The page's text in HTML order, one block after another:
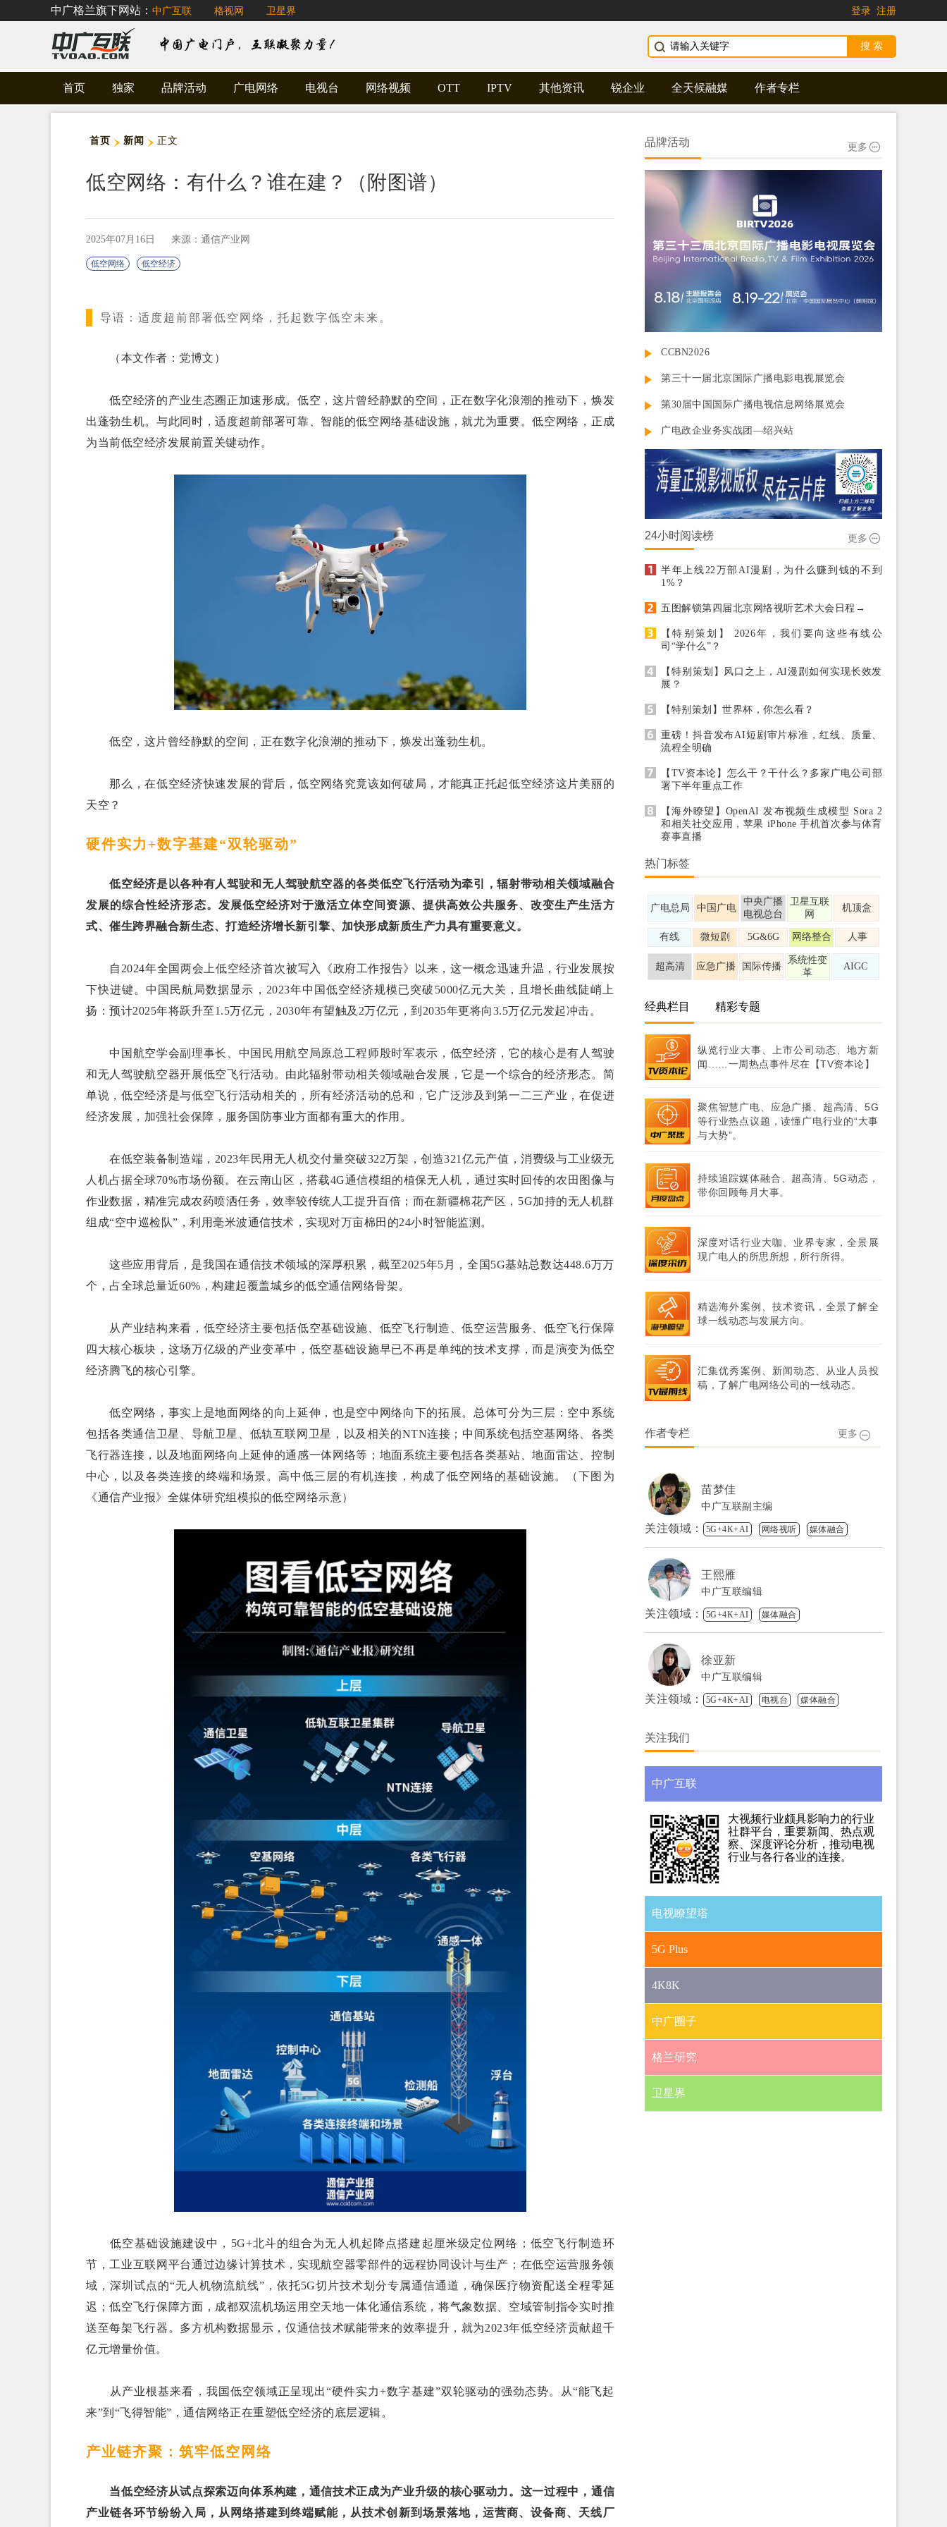
中广格兰旗下网站： 中广互联 格视网 卫星界 登录 注册
首页 独家 品牌活动 广电网络 电视台 网络视频 OTT IPTV 其他资讯 锐企业 全天候融媒 作者专栏
首页 新闻 正文
低空网络：有什么？谁在建？（附图谱）
2025年07月16日 来源：通信产业网
低空网络 低空经济
导语： 适度超前部署低空网络，托起数字低空未来。
（本文作者：党博文）
低空经济的产业生态圈正加速形成。低空，这片曾经静默的空间，正在数字化浪潮的推动下，焕发
出蓬勃生机。与此同时，适度超前部署可靠、智能的低空网络基础设施，就尤为重要。低空网络，正成
为当前低空经济发展前置关键动作。
低空，这片曾经静默的空间，正在数字化浪潮的推动下，焕发出蓬勃生机。
那么，在低空经济快速发展的背后，低空网络究竟该如何破局，才能真正托起低空经济这片美丽的
天空？
硬件实力+数字基建“双轮驱动”
低空经济是以各种有人驾驶和无人驾驶航空器的各类低空飞行活动为牵引，辐射带动相关领域融合
发展的综合性经济形态。发展低空经济对于激活立体空间资源、提供高效公共服务、改变生产生活方
式、催生跨界融合新生态、打造经济增长新引擎、加快形成新质生产力具有重要意义。
自2024年全国两会上低空经济首次被写入《政府工作报告》以来，这一概念迅速升温，行业发展按
下快进键。中国民航局数据显示，2023年中国低空经济规模已突破5000亿元大关，且增长曲线陡峭上
扬：预计2025年将跃升至1.5万亿元，2030年有望触及2万亿元，到2035年更将向3.5万亿元发起冲击。
中国航空学会副理事长、中国民用航空局原总工程师殷时军表示，低空经济，它的核心是有人驾驶
和无人驾驶航空器开展低空飞行活动。由此辐射带动相关领域融合发展，它是一个综合的经济形态。简
单说，低空经济是与低空飞行活动相关的，所有经济活动的总和，它广泛涉及到第一二三产业，在促进
经济发展，加强社会保障，服务国防事业方面都有重大的作用。
在低空装备制造端，2023年民用无人机交付量突破322万架，创造321亿元产值，消费级与工业级无
人机占据全球70%市场份额。在云南山区，搭载4G通信模组的植保无人机，通过实时回传的农田图像与
作业数据，精准完成农药喷洒任务，效率较传统人工提升百倍；而在新疆棉花产区，5G加持的无人机群
组成“空中巡检队”，利用毫米波通信技术，实现对万亩棉田的24小时智能监测。
这些应用背后，是我国在通信技术领域的深厚积累，截至2025年5月，全国5G基站总数达448.6万万
个，占全球总量近60%，构建起覆盖城乡的低空通信网络骨架。
从产业结构来看，低空经济主要包括低空基础设施、低空飞行制造、低空运营服务、低空飞行保障
四大核心板块，这场万亿级的产业变革中，低空基础设施早已不再是单纯的技术支撑，而是演变为低空
经济腾飞的核心引擎。
低空网络，事实上是地面网络的向上延伸，也是空中网络向下的拓展。总体可分为三层：空中系统
包括各类通信卫星、导航卫星、低轨互联网卫星，以及相关的NTN连接；中间系统包括空基网络、各类
飞行器连接，以及地面网络向上延伸的通感一体网络等；地面系统主要包括各类基站、地面雷达、控制
中心，以及各类连接的终端和场景。高中低三层的有机连接，构成了低空网络的基础设施。（下图为
《通信产业报》全媒体研究组模拟的低空网络示意）
低空基础设施建设中，5G+北斗的组合为无人机起降点搭建起厘米级定位网络；低空飞行制造环
节，工业互联网平台通过边缘计算技术，实现航空器零部件的远程协同设计与生产；在低空运营服务领
域，深圳试点的“无人机物流航线”，依托5G切片技术划分专属通信通道，确保医疗物资配送全程零延
迟；低空飞行保障方面，成都双流机场运用空天地一体化通信系统，将气象数据、空域管制指令实时推
送至每架飞行器。多方机构数据显示，仅通信技术赋能带来的效率提升，就为2023年低空经济贡献超千
亿元增量价值。
从产业根基来看，我国低空领域正呈现出“硬件实力+数字基建”双轮驱动的强劲态势。从“能飞起
来”到“飞得智能”，通信网络正在重塑低空经济的底层逻辑。
产业链齐聚：筑牢低空网络
当低空经济从试点探索迈向体系构建，通信技术正成为产业升级的核心驱动力。这一过程中，通信
产业链各环节纷纷入局，从网络搭建到终端赋能，从技术创新到场景落地，运营商、设备商、天线厂
品牌活动 更多
CCBN2026
第三十一届北京国际广播电影电视展览会
第30届中国国际广播电视信息网络展览会
广电政企业务实战团—绍兴站
24小时阅读榜 更多
半年上线22万部AI漫剧，为什么赚到钱的不到
1%？
五图解锁第四届北京网络视听艺术大会日程→
【特别策划】 2026年，我们要向这些有线公
司“学什么”？
【特别策划】风口之上，AI漫剧如何实现长效发
展？
【特别策划】世界杯，你怎么看？
重磅！抖音发布AI短剧审片标准，红线、质量、
流程全明确
【TV资本论】怎么干？干什么？多家广电公司部
署下半年重点工作
【海外瞭望】OpenAI 发布视频生成模型 Sora 2
和相关社交应用，苹果 iPhone 手机首次参与体育
赛事直播
热门标签
广电总局 中国广电
中央广播
电视总台
卫星互联
网
机顶盒
有线 微短剧 5G&6G 网络整合 人事
超高清 应急广播 国际传播
系统性变
革
AIGC
经典栏目 精彩专题
纵览行业大事、上市公司动态、地方新
闻……一周热点事件尽在【TV资本论】
聚焦智慧广电、应急广播、超高清、5G
等行业热点议题，读懂广电行业的“大事
与大势”。
持续追踪媒体融合、超高清、5G动态，
带你回顾每月大事。
深度对话行业大咖、业界专家，全景展
现广电人的所思所想，所行所得。
精选海外案例、技术资讯，全景了解全
球一线动态与发展方向。
汇集优秀案例、新闻动态、从业人员投
稿，了解广电网络公司的一线动态。
作者专栏 更多
苗梦佳
中广互联副主编
关注领域： 5G+4K+AI 网络视听 媒体融合
王熙雁
中广互联编辑
关注领域： 5G+4K+AI 媒体融合
徐亚新
中广互联编辑
关注领域： 5G+4K+AI 电视台 媒体融合
关注我们
中广互联
大视频行业颇具影响力的行业
社群平台，重要新闻、热点观
察、深度评论分析，推动电视
行业与各行各业的连接。
电视瞭望塔
5G Plus
4K8K
中广圈子
格兰研究
卫星界